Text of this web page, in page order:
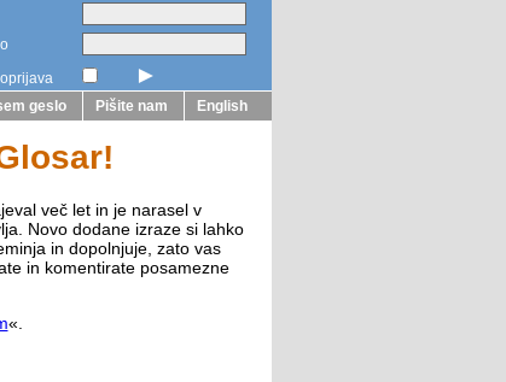
►
geslo Pišite nam English
več let in je narasel v
Novo dodane izraze si lahko
in dopolnjuje, zato vas
in komentirate posamezne
«.